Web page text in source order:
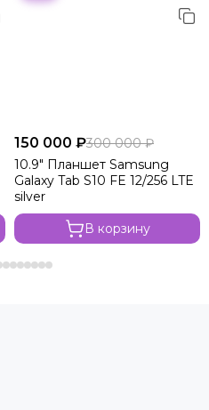
150 000 ₽300 000 ₽
10.9" Планшет Samsung
Galaxy Tab S10 FE 12/256 LTE
silver
В корзину